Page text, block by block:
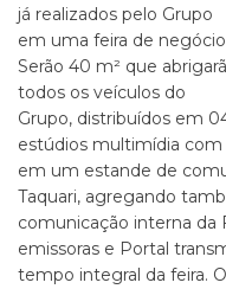
já realizados pelo Grupo
em uma feira de
Serão 40 m² que
todos os veículos do
Grupo, distribuídos em
estúdios multimídia
em um estande de
Taquari, agregando
comunicação interna da
emissoras e Portal
tempo integral da feira.